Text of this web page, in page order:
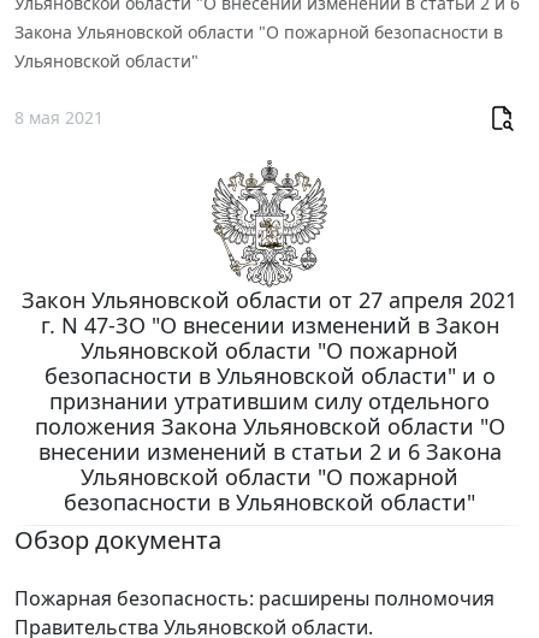
Закона Ульяновской области "О пожарной безопасности в
Ульяновской области"
8 мая 2021
Закон Ульяновской области от 27 апреля 2021
г. N 47-ЗО "О внесении изменений в Закон
Ульяновской области "О пожарной
безопасности в Ульяновской области" и о
признании утратившим силу отдельного
положения Закона Ульяновской области "О
внесении изменений в статьи 2 и 6 Закона
Ульяновской области "О пожарной
безопасности в Ульяновской области"
Обзор документа
Пожарная безопасность: расширены полномочия
Правительства Ульяновской области.